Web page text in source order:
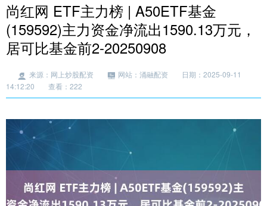
尚红网 ETF主力榜 | A50ETF基金
(159592)主力资金净流出1590.13万元，
居可比基金前2-20250908
来源：网上炒股配资 网站：涌融配资
日期：2025-09-11
14:12:20
查看：222